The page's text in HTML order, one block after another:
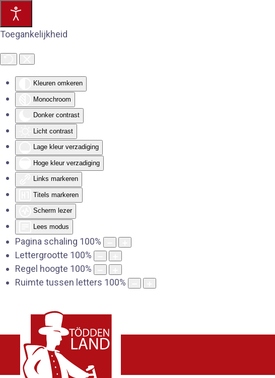
Toegankelijkheid
Kleuren omkeren
Monochroom
Donker contrast
Licht contrast
Lage kleur verzadiging
Hoge kleur verzadiging
Links markeren
Titels markeren
Scherm lezer
Lees modus
Pagina schaling 100%
Lettergrootte 100%
Regel hoogte 100%
Ruimte tussen letters 100%